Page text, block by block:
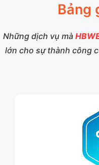
Bảng
Những dịch vụ mà
lớn cho sự thành công